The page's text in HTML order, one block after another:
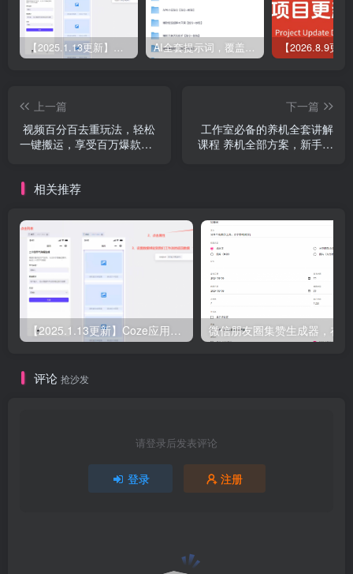
【2025.1.13更新】Coze应用实战 如何利用coze应用功能，开发一个小程序，并发布到微信 AI全套提示词，覆盖微头条、小说、短视频脚本等32+创作场景
上一篇
视频百分百去重玩法，轻松
一键搬运，享受百万爆款，
下一篇
工作室必备的养机全套讲解
课程 养机全部方案，新手养
相关推荐
【2025.1.13更新】Coze应用实战 如何利用coze应用功能，开发一个小程序，并发布到微信
评论 抢沙发
请登录后发表评论
登录 注册